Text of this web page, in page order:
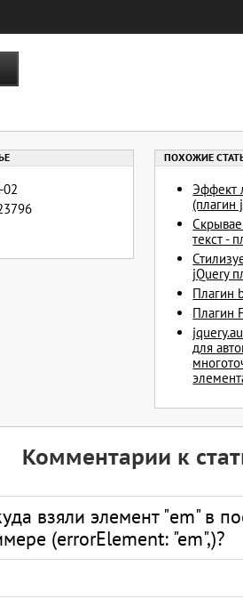
02
Эффект
(плагин
текст -
jQuery
Плагин
Плагин
для
Комментарии к
взяли элемент "em" в
(errorElement: "em",)?